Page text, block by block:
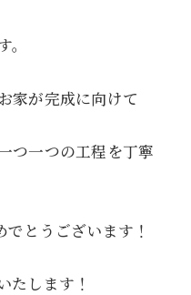
家が完成に向けて
つ一つの工程を丁寧
とうございます！
たします！